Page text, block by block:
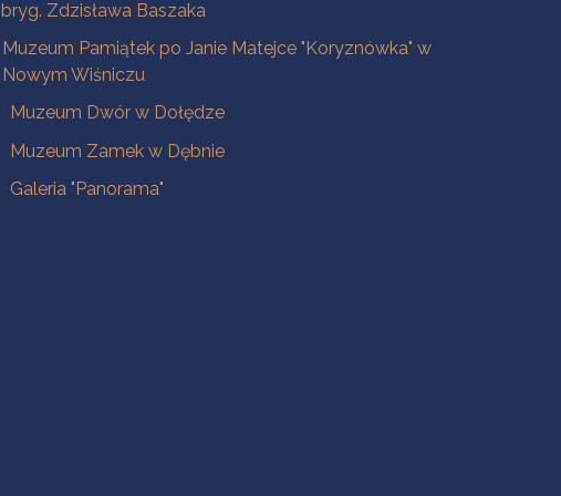
bryg. Zdzisława Baszaka
Muzeum Pamiątek po Janie Matejce "Koryznówka" w
Nowym Wiśniczu
Muzeum Dwór w Dołędze
Muzeum Zamek w Dębnie
Galeria "Panorama"